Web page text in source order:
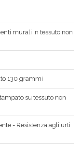
murali in tessuto non
130 grammi
su tessuto non
- Resistenza agli urti